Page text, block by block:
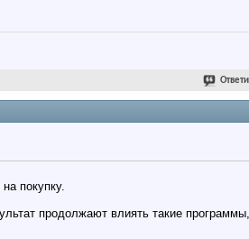
покупку.
продолжают влиять такие